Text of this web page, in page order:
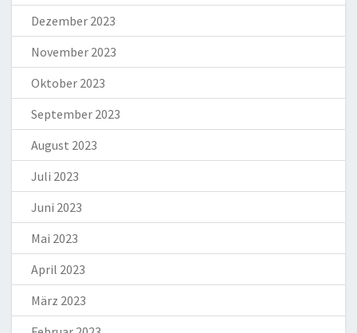
Dezember 2023
November 2023
Oktober 2023
September 2023
August 2023
Juli 2023
Juni 2023
Mai 2023
April 2023
März 2023